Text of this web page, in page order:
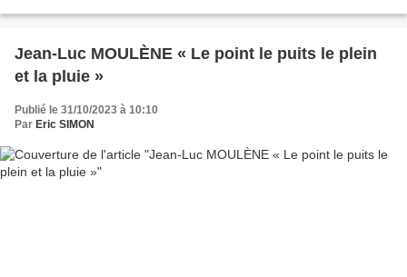
Jean-Luc MOULÈNE « Le point le puits le plein
et la pluie »
Publié le 31/10/2023 à 10:10
Par Eric SIMON